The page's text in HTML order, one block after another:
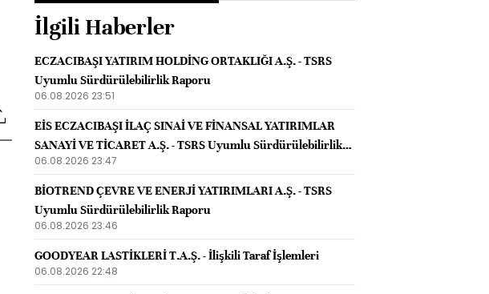
İlgili Haberler
ECZACIBAŞI YATIRIM HOLDİNG ORTAKLIĞI A.Ş. - TSRS
Uyumlu Sürdürülebilirlik Raporu
06.08.2026 23:51
EİS ECZACIBAŞI İLAÇ SINAİ VE FİNANSAL YATIRIMLAR
SANAYİ VE TİCARET A.Ş. - TSRS Uyumlu Sürdürülebilirlik
Raporu
06.08.2026 23:47
BİOTREND ÇEVRE VE ENERJİ YATIRIMLARI A.Ş. - TSRS
Uyumlu Sürdürülebilirlik Raporu
06.08.2026 23:46
GOODYEAR LASTİKLERİ T.A.Ş. - İlişkili Taraf İşlemleri
06.08.2026 22:48